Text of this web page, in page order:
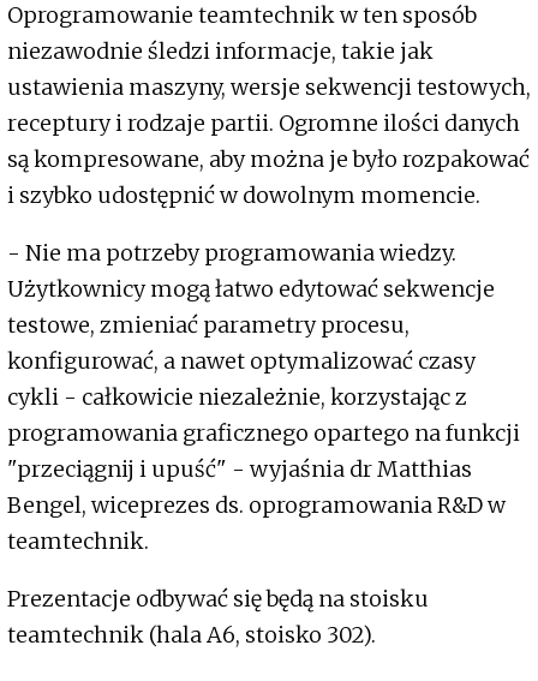
Oprogramowanie teamtechnik w ten sposób
niezawodnie śledzi informacje, takie jak
ustawienia maszyny, wersje sekwencji testowych,
receptury i rodzaje partii. Ogromne ilości danych
są kompresowane, aby można je było rozpakować
i szybko udostępnić w dowolnym momencie.
- Nie ma potrzeby programowania wiedzy.
Użytkownicy mogą łatwo edytować sekwencje
testowe, zmieniać parametry procesu,
konfigurować, a nawet optymalizować czasy
cykli - całkowicie niezależnie, korzystając z
programowania graficznego opartego na funkcji
"przeciągnij i upuść" - wyjaśnia dr Matthias
Bengel, wiceprezes ds. oprogramowania R&D w
teamtechnik.
Prezentacje odbywać się będą na stoisku
teamtechnik (hala A6, stoisko 302).